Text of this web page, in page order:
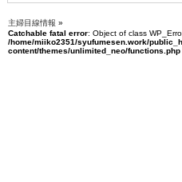
主婦目線情報 »
Catchable fatal error: Object of class
/home/miiko2351/syufumesen.work/
content/themes/unlimited_neo/functions.php